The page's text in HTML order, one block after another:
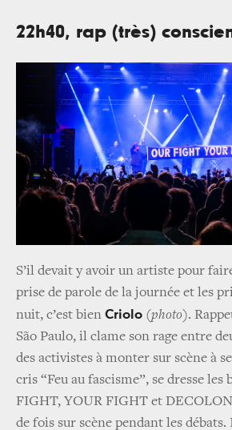
22h40, rap (très)
S’il devait y avoir un artiste pour
prise de parole de la journée et les
nuit, c’est bien Criolo (photo).
São Paulo, il clame son rage entre
des activistes à monter sur scène à
cris “Feu au fascisme”, se dresse les
FIGHT, YOUR FIGHT et
de fois sur scène pendant les débats.